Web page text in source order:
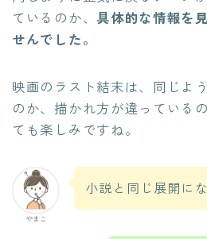
ているのか、 具体的な情報を
せんでした。
映画のラスト結末は、同じよ
のか、描かれ方が違っている
ても楽しみですね。
やまこ
小説と同じ展開に